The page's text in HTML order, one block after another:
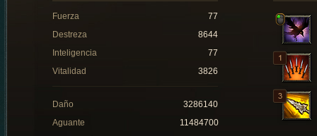
Fuerza
77
Destreza
8644
Inteligencia
77
Vitalidad
3826
Daño
3286140
Aguante
11484700